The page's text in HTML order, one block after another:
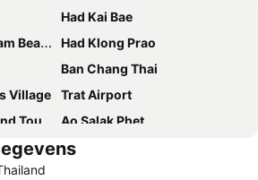
Had Kai Bae
Beach
Had Klong Prao
Ban Chang Thai
Village
Trat Airport
Tours
Ao Salak Phet